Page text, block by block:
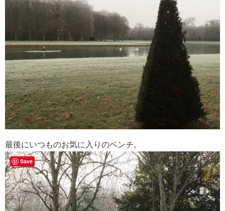
最後にいつものお気に入りのベンチ。
Save